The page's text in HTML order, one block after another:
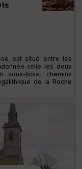
est situé entre les
relie les deux
sous-bois, chemins
de la Roche